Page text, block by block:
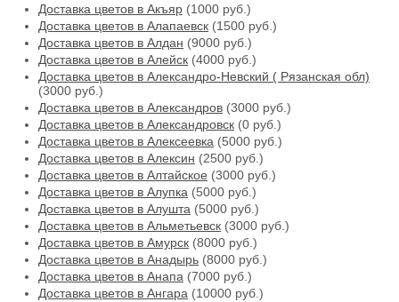
Доставка цветов в Акъяр (1000 руб.)
Доставка цветов в Алапаевск (1500 руб.)
Доставка цветов в Алдан (9000 руб.)
Доставка цветов в Алейск (4000 руб.)
Доставка цветов в Александро-Невский ( Рязанская обл)
(3000 руб.)
Доставка цветов в Александров (3000 руб.)
Доставка цветов в Александровск (0 руб.)
Доставка цветов в Алексеевка (5000 руб.)
Доставка цветов в Алексин (2500 руб.)
Доставка цветов в Алтайское (3000 руб.)
Доставка цветов в Алупка (5000 руб.)
Доставка цветов в Алушта (5000 руб.)
Доставка цветов в Альметьевск (3000 руб.)
Доставка цветов в Амурск (8000 руб.)
Доставка цветов в Анадырь (8000 руб.)
Доставка цветов в Анапа (7000 руб.)
Доставка цветов в Ангара (10000 руб.)